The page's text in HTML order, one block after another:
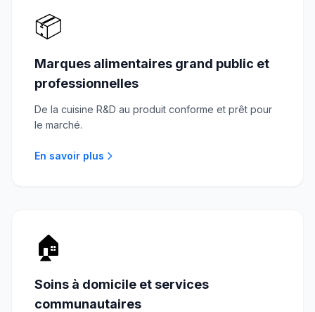
📦
Marques alimentaires grand public et
professionnelles
De la cuisine R&D au produit conforme et prêt pour
le marché.
En savoir plus
🏠
Soins à domicile et services
communautaires